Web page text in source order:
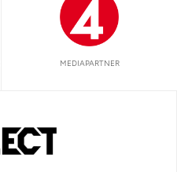
MEDIAPARTNER